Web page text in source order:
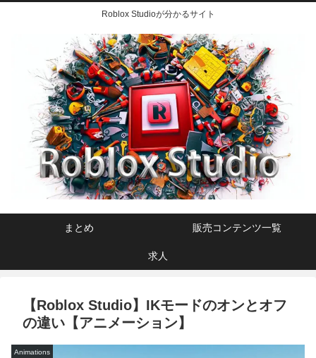
Roblox Studioが分かるサイト
まとめ 販売コンテンツ一覧
求人
【Roblox Studio】IKモードのオンとオフ
の違い【アニメーション】
Animations